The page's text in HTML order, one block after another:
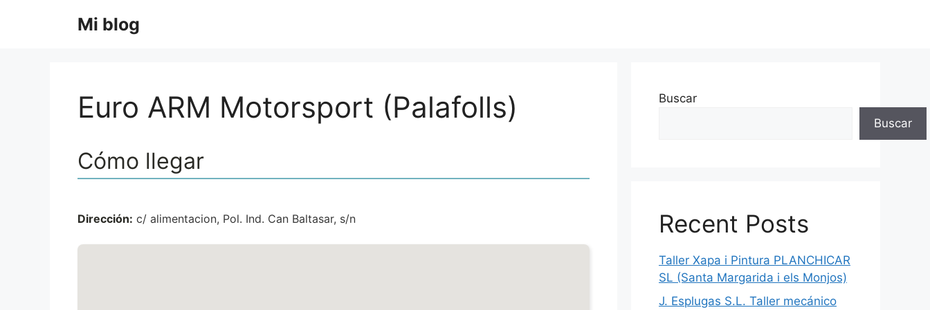
Mi blog
Euro ARM Motorsport (Palafolls)
Cómo llegar
Dirección: c/ alimentacion, Pol. Ind. Can Baltasar, s/n
Buscar
Buscar
Recent Posts
Taller Xapa i Pintura PLANCHICAR
SL (Santa Margarida i els Monjos)
J. Esplugas S.L. Taller mecánico